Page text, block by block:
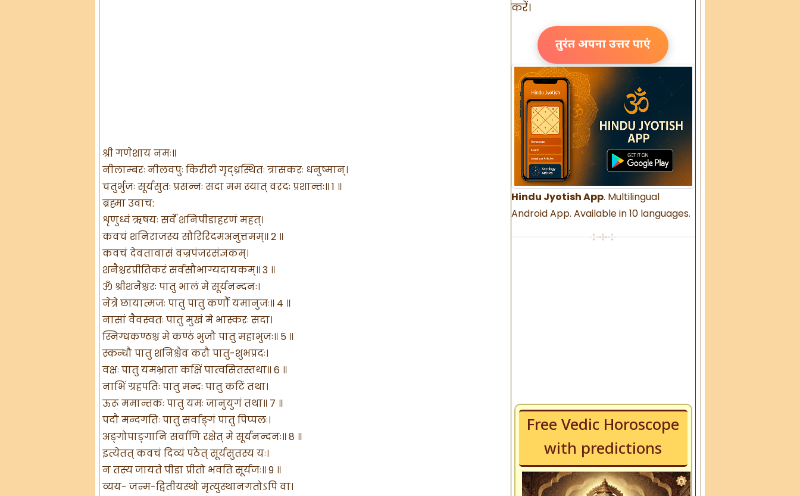
श्री गणेशाय नमः॥
नीलाम्बरः नीलवपुः किरीटी गृद्ध्रस्थितः त्रासकरः धनुष्मान्।
चतुर्भुजः सूर्यसुतः प्रसन्नः सदा मम स्यात् वरदः प्रशान्तः॥ 1 ॥
ब्रह्मा उवाच:
शृणुध्वं ऋषयः सर्वे शनिपीडाहरणं महत्।
कवचं शनिराजस्य सौरिरिदमअनुत्तमम्॥ 2 ॥
कवचं देवतावासं वज्रपंजरसंज्ञकम्।
शनैश्चरप्रीतिकरं सर्वसौभाग्यदायकम्॥ 3 ॥
ॐ श्रीशनैश्चरः पातु भालं मे सूर्यनन्दनः।
नेत्रे छायात्मजः पातु पातु कर्णौ यमानुजः॥ 4 ॥
नासां वैवस्वतः पातु मुखं मे भास्करः सदा।
स्निग्धकण्ठश्च मे कण्ठं भुजौ पातु महाभुजः॥ 5 ॥
स्कन्धौ पातु शनिश्चैव करौ पातु-शुभप्रदः।
वक्षः पातु यमभ्राता कक्षिं पात्वसितस्तथा॥ 6 ॥
नाभिं ग्रहपतिः पातु मन्दः पातु कटिं तथा।
ऊरू ममान्तकः पातु यमः जानुयुगं तथा॥ 7 ॥
पदौ मन्दगतिः पातु सर्वाङ्गं पातु पिप्पलः।
अङ्गोपाङ्गानि सर्वाणि रक्षेत् मे सूर्यनन्दनः॥ 8 ॥
इत्येतत् कवचं दिव्यं पठेत् सूर्यसुतस्य यः।
न तस्य जायते पीडा प्रीतो भवति सूर्यजः॥ 9 ॥
व्यय- जन्म-द्वितीयस्थो मृत्युस्थानगतोऽपि वा।
करें।
तुरंत अपना उत्तर पाएं
Hindu Jyotish App. Multilingual
Android App. Available in 10 languages.
Free Vedic Horoscope
with predictions